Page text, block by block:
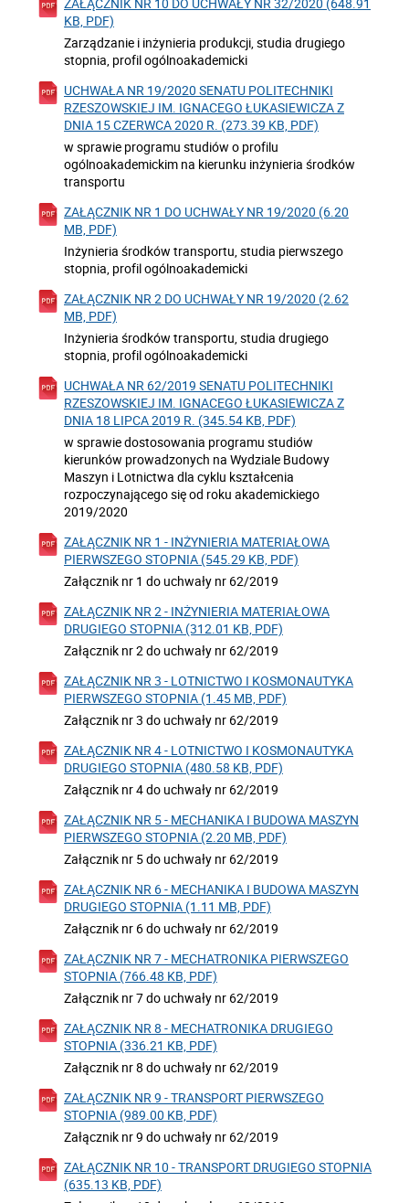
KB, PDF)
Zarządzanie i inżynieria produkcji, studia drugiego
stopnia, profil ogólnoakademicki
UCHWAŁA NR 19/2020 SENATU POLITECHNIKI
RZESZOWSKIEJ IM. IGNACEGO ŁUKASIEWICZA Z
DNIA 15 CZERWCA 2020 R. (273.39 KB, PDF)
w sprawie programu studiów o profilu
ogólnoakademickim na kierunku inżynieria środków
transportu
ZAŁĄCZNIK NR 1 DO UCHWAŁY NR 19/2020 (6.20
MB, PDF)
Inżynieria środków transportu, studia pierwszego
stopnia, profil ogólnoakademicki
ZAŁĄCZNIK NR 2 DO UCHWAŁY NR 19/2020 (2.62
MB, PDF)
Inżynieria środków transportu, studia drugiego
stopnia, profil ogólnoakademicki
UCHWAŁA NR 62/2019 SENATU POLITECHNIKI
RZESZOWSKIEJ IM. IGNACEGO ŁUKASIEWICZA Z
DNIA 18 LIPCA 2019 R. (345.54 KB, PDF)
w sprawie dostosowania programu studiów
kierunków prowadzonych na Wydziale Budowy
Maszyn i Lotnictwa dla cyklu kształcenia
rozpoczynającego się od roku akademickiego
2019/2020
ZAŁĄCZNIK NR 1 - INŻYNIERIA MATERIAŁOWA
PIERWSZEGO STOPNIA (545.29 KB, PDF)
Załącznik nr 1 do uchwały nr 62/2019
ZAŁĄCZNIK NR 2 - INŻYNIERIA MATERIAŁOWA
DRUGIEGO STOPNIA (312.01 KB, PDF)
Załącznik nr 2 do uchwały nr 62/2019
ZAŁĄCZNIK NR 3 - LOTNICTWO I KOSMONAUTYKA
PIERWSZEGO STOPNIA (1.45 MB, PDF)
Załącznik nr 3 do uchwały nr 62/2019
ZAŁĄCZNIK NR 4 - LOTNICTWO I KOSMONAUTYKA
DRUGIEGO STOPNIA (480.58 KB, PDF)
Załącznik nr 4 do uchwały nr 62/2019
ZAŁĄCZNIK NR 5 - MECHANIKA I BUDOWA MASZYN
PIERWSZEGO STOPNIA (2.20 MB, PDF)
Załącznik nr 5 do uchwały nr 62/2019
ZAŁĄCZNIK NR 6 - MECHANIKA I BUDOWA MASZYN
DRUGIEGO STOPNIA (1.11 MB, PDF)
Załącznik nr 6 do uchwały nr 62/2019
ZAŁĄCZNIK NR 7 - MECHATRONIKA PIERWSZEGO
STOPNIA (766.48 KB, PDF)
Załącznik nr 7 do uchwały nr 62/2019
ZAŁĄCZNIK NR 8 - MECHATRONIKA DRUGIEGO
STOPNIA (336.21 KB, PDF)
Załącznik nr 8 do uchwały nr 62/2019
ZAŁĄCZNIK NR 9 - TRANSPORT PIERWSZEGO
STOPNIA (989.00 KB, PDF)
Załącznik nr 9 do uchwały nr 62/2019
ZAŁĄCZNIK NR 10 - TRANSPORT DRUGIEGO STOPNIA
(635.13 KB, PDF)